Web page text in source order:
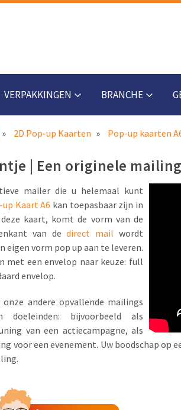
VERPAKKINGEN BRANCHE
2D Pop-up Kaarten Pop-up kaarten
| Een originele mailing
mailer die u helemaal kunt
up Kaart A6 kan toepasbaar zijn in
kaart, komt de vorm van de
van dedirect mail wordt
eigen vorm pop up aan te leveren.
met een envelop naar keuze: full
envelop.
andere opvallende mailings
bijvoorbeeld als
van een actiecampagne, als
voor een evenement. Uw boodschap op